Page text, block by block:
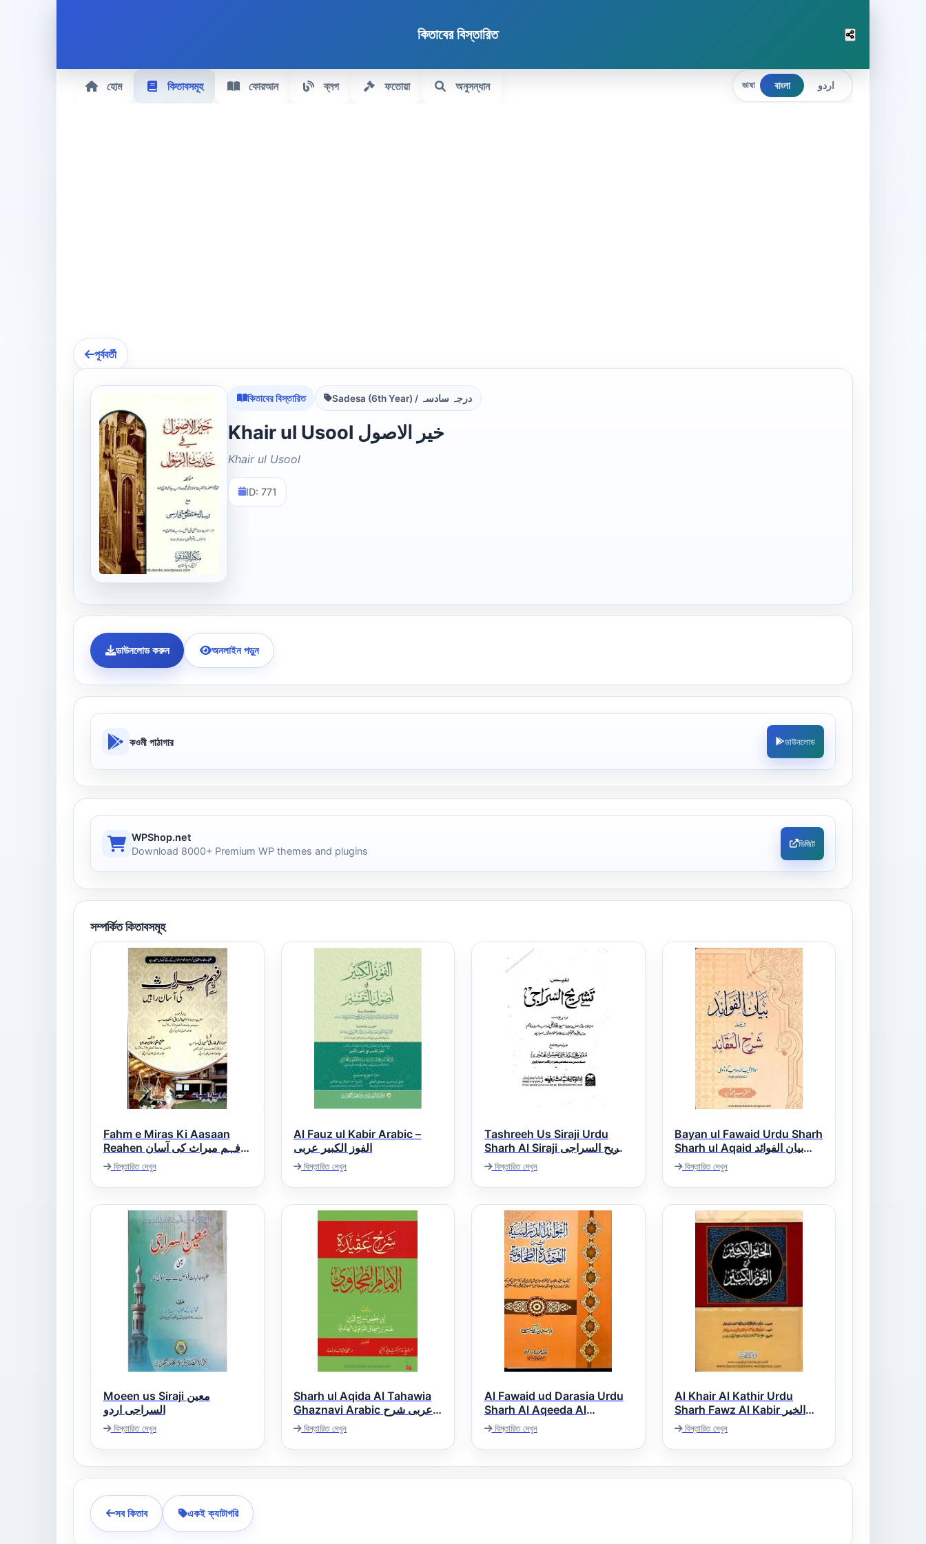
কিতাবের বিস্তারিত
হোম কিতাবসমূহ কোরআন ব্লগ ফতোয়া অনুসন্ধান ভাষা বাংলা اردو
পূর্ববর্তী
কিতাবের বিস্তারিত Sadesa (6th Year) / درجہ سادسہ
Khair ul Usool خیر الاصول
Khair ul Usool
ID: 771
ডাউনলোড করুন অনলাইন পড়ুন
কওমী পাঠাগার ডাউনলোড
WPShop.net
Download 8000+ Premium WP themes and plugins
ভিজিট
সম্পর্কিত কিতাবসমূহ
Fahm e Miras Ki Aasaan
Reahen فہم میراث کی آسان
راہیں
বিস্তারিত দেখুন
Al Fauz ul Kabir Arabic –
الفوز الكبير عربى
বিস্তারিত দেখুন
Tashreeh Us Siraji Urdu
Sharh Al Siraji تشریح السراجی
اردو شرح السراجی
বিস্তারিত দেখুন
Bayan ul Fawaid Urdu Sharh
Sharh ul Aqaid بیان الفوائد
اردو شرح شرح العقائد
বিস্তারিত দেখুন
Moeen us Siraji معین
السراجی اردو
বিস্তারিত দেখুন
Sharh ul Aqida Al Tahawia
Ghaznavi Arabic عربی شرح
العقيدة الطحاوية للغزنوی
বিস্তারিত দেখুন
Al Fawaid ud Darasia Urdu
Sharh Al Aqeeda Al
Tahawiah الفوائد الدراسیہ اردو
شرح العقیدۃ الطحاویۃ
বিস্তারিত দেখুন
Al Khair Al Kathir Urdu
Sharh Fawz Al Kabir الخیر
الکثیر اردو شرح الفوز الکبیر
বিস্তারিত দেখুন
সব কিতাব একই ক্যাটাগরি